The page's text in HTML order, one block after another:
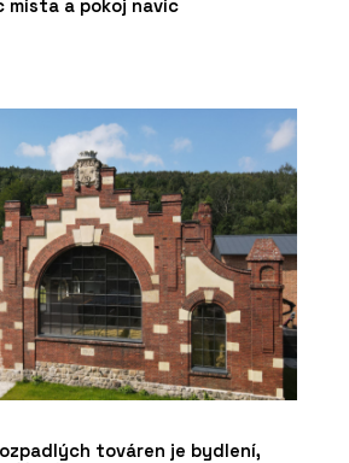
místa a pokoj navíc
továren je bydlení,